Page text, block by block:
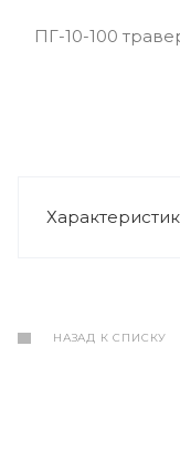
ПГ-10-100
НАЗАД К СПИСКУ